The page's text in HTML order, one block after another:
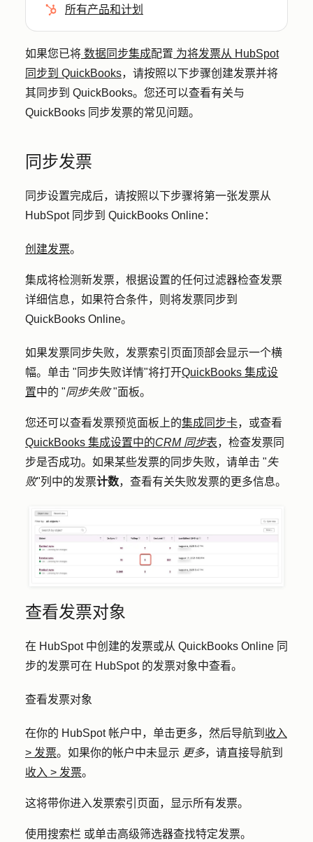
所有产品和计划
如果您已将 数据同步集成配置 为将发票从 HubSpot
同步到 QuickBooks，请按照以下步骤创建发票并将
其同步到 QuickBooks。您还可以查看有关与
QuickBooks 同步发票的常见问题。
同步发票
同步设置完成后，请按照以下步骤将第一张发票从
HubSpot 同步到 QuickBooks Online：
创建发票。
集成将检测新发票，根据设置的任何过滤器检查发票
详细信息，如果符合条件，则将发票同步到
QuickBooks Online。
如果发票同步失败，发票索引页面顶部会显示一个横
幅。单击 " 同步失败详情"将打开QuickBooks 集成设
置中的 "同步失败"面板。
您还可以查看发票预览面板上的集成同步卡，或查看
QuickBooks 集成设置中的CRM 同步表，检查发票同
步是否成功。如果某些发票的同步失败，请单击 "失
败"列中的发票计数，查看有关失败发票的更多信息。
查看发票对象
在 HubSpot 中创建的发票或从 QuickBooks Online 同
步的发票可在 HubSpot 的发票对象中查看。
查看发票对象
在你的 HubSpot 帐户中，单击更多，然后导航到 收入
> 发票。如果你的帐户中未显示 更多，请直接导航到
收入 > 发票。
这将带你进入发票索引页面，显示所有发票。
使用搜索栏 或单击高级筛选器查找特定发票。